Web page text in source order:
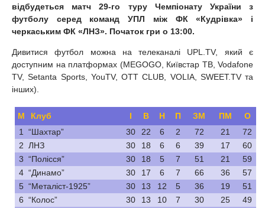
відбудеться матч 29-го туру Чемпіонату України з
футболу серед команд УПЛ між ФК «Кудрівка» і
черкаським ФК «ЛНЗ». Початок гри о 13:00.
Дивитися футбол можна на телеканалі UPL.TV, який є
доступним на платформах (MEGOGO, Київстар ТВ, Vodafone
TV, Setanta Sports, YouTV, OTT CLUB, VOLIA, SWEET.TV та
інших).
М Клуб І В Н П ЗМ ПМ
О
1 “Шахтар” 30 22 6 2 72 21
72
2 ЛНЗ 30 18 6 6 39 17
60
3 “Полісся” 30 18 5 7 51 21
59
4 “Динамо” 30 17 6 7 66 36
57
5 “Металіст-1925” 30 13 12 5 36 19
51
6 “Колос” 30 13 10 7 30 25
49